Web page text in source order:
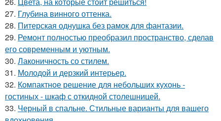
27. Глубина винного оттенка.
28. Питерская однушка без рамок для фантазии.
29. Ремонт полностью преобразил пространство, сделав
его современным и уютным.
30. Лаконичность со стилем.
31. Молодой и дерзкий интерьер.
32. Компактное решение для небольших кухонь -
гостиных - шкаф с откидной столешницей.
33. Черный в спальне. Стильные варианты для вашего